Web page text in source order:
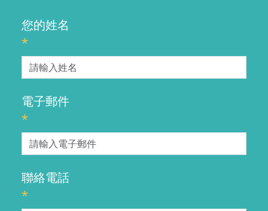
您的姓名
*
電子郵件
*
聯絡電話
*